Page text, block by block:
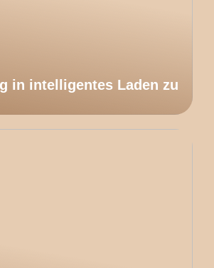
in intelligentes Laden zu